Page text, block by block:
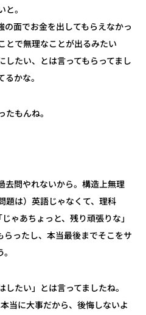
。
面でお金を出してもらえなかっ
とで無理なことが出るみたい
したい、とは言ってもらってまし
かな。
たもんね。
去問やれないから。構造上無理
題は）英語じゃなくて、理科
ゃあちょっと、残り頑張りな」
らったし、本当最後までそこをサ
たい」とは言ってましたね。
当に大事だから、後悔しないよ